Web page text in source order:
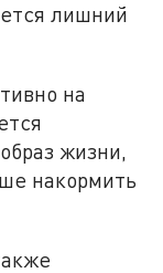
лишний
на
жизни,
накормить